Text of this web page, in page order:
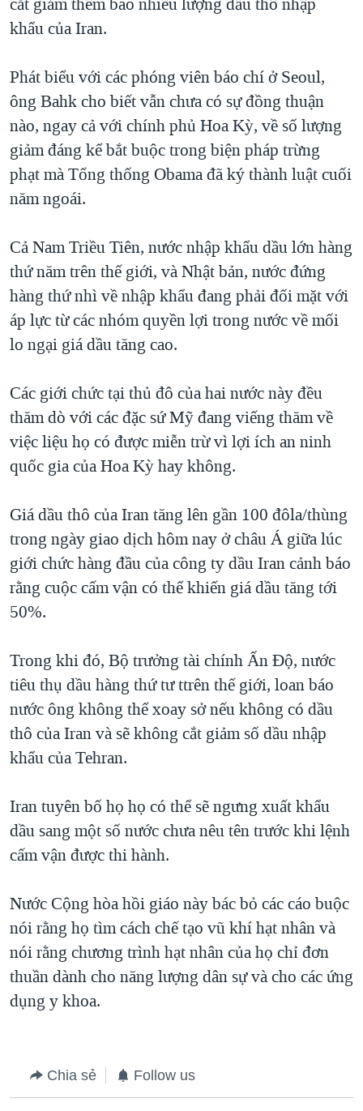
khẩu của Iran.
Phát biểu với các phóng viên báo chí ở Seoul,
ông Bahk cho biết vẫn chưa có sự đồng thuận
nào, ngay cả với chính phủ Hoa Kỳ, về số lượng
giảm đáng kể bắt buộc trong biện pháp trừng
phạt mà Tổng thống Obama đã ký thành luật cuối
năm ngoái.
Cả Nam Triều Tiên, nước nhập khẩu dầu lớn hàng
thứ năm trên thế giới, và Nhật bản, nước đứng
hàng thứ nhì về nhập khẩu đang phải đối mặt với
áp lực từ các nhóm quyền lợi trong nước về mối
lo ngại giá dầu tăng cao.
Các giới chức tại thủ đô của hai nước này đều
thăm dò với các đặc sứ Mỹ đang viếng thăm về
việc liệu họ có được miễn trừ vì lợi ích an ninh
quốc gia của Hoa Kỳ hay không.
Giá dầu thô của Iran tăng lên gần 100 đôla/thùng
trong ngày giao dịch hôm nay ở châu Á giữa lúc
giới chức hàng đầu của công ty dầu Iran cảnh báo
rằng cuộc cấm vận có thể khiến giá dầu tăng tới
50%.
Trong khi đó, Bộ trưởng tài chính Ấn Độ, nước
tiêu thụ dầu hàng thứ tư ttrên thế giới, loan báo
nước ông không thể xoay sở nếu không có dầu
thô của Iran và sẽ không cắt giảm số dầu nhập
khẩu của Tehran.
Iran tuyên bố họ họ có thể sẽ ngưng xuất khẩu
dầu sang một số nước chưa nêu tên trước khi lệnh
cấm vận được thi hành.
Nước Cộng hòa hồi giáo này bác bỏ các cáo buộc
nói rằng họ tìm cách chế tạo vũ khí hạt nhân và
nói rằng chương trình hạt nhân của họ chỉ đơn
thuần dành cho năng lượng dân sự và cho các ứng
dụng y khoa.
Chia sẻ Follow us